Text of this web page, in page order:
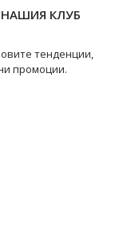
КЛУБ
тенденции,
промоции.